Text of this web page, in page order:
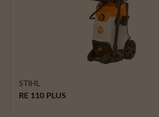
STIHL
RE 110 PLUS